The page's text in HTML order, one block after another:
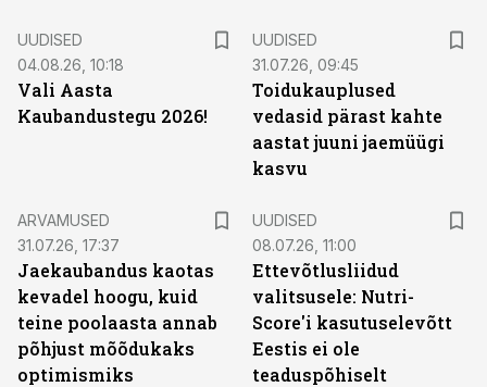
UUDISED
04.08.26, 10:18
Vali Aasta
Kaubandustegu 2026!
UUDISED
31.07.26, 09:45
Toidukauplused
vedasid pärast kahte
aastat juuni jaemüügi
kasvu
ARVAMUSED
31.07.26, 17:37
Jaekaubandus kaotas
kevadel hoogu, kuid
teine poolaasta annab
põhjust mõõdukaks
optimismiks
UUDISED
08.07.26, 11:00
Ettevõtlusliidud
valitsusele: Nutri-
Score'i kasutuselevõtt
Eestis ei ole
teaduspõhiselt